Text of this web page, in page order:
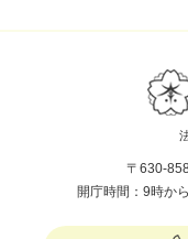
〒630-
開庁時間：9時か